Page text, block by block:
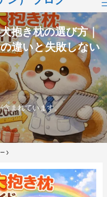
抱き枕の選び方｜
違いと失敗しない
含まれています。